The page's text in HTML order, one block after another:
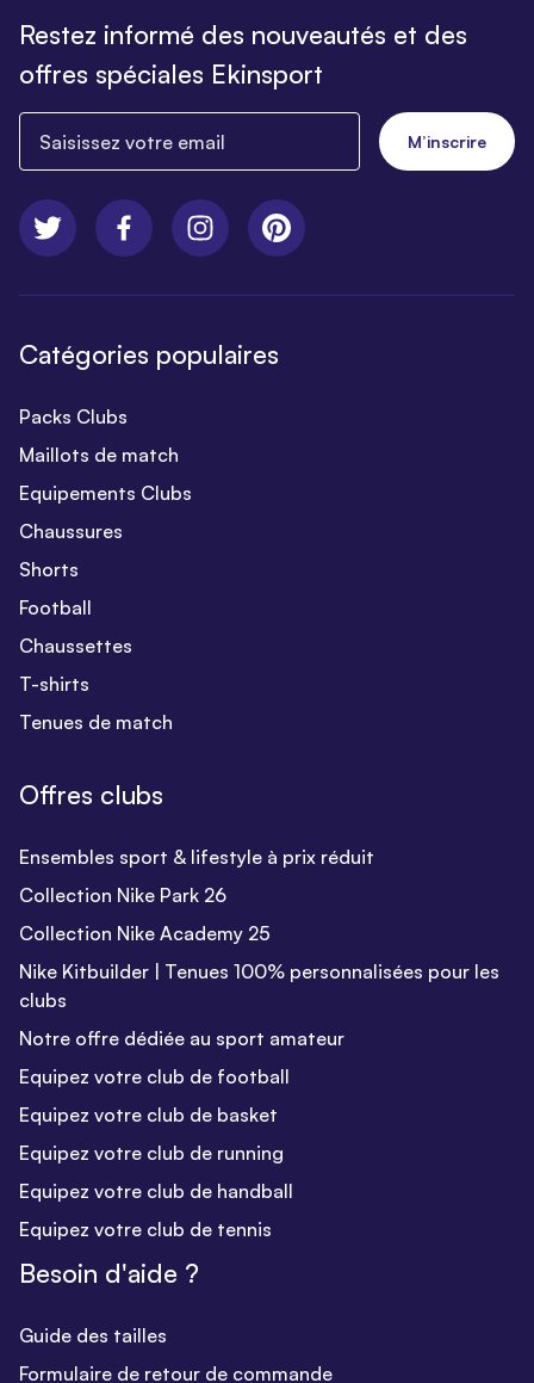
Restez informé des nouveautés et des
offres spéciales Ekinsport
M’inscrire
Catégories populaires
Packs Clubs
Maillots de match
Equipements Clubs
Chaussures
Shorts
Football
Chaussettes
T-shirts
Tenues de match
Offres clubs
Ensembles sport & lifestyle à prix réduit
Collection Nike Park 26
Collection Nike Academy 25
Nike Kitbuilder | Tenues 100% personnalisées pour les
clubs
Notre offre dédiée au sport amateur
Equipez votre club de football
Equipez votre club de basket
Equipez votre club de running
Equipez votre club de handball
Equipez votre club de tennis
Besoin d'aide ?
Guide des tailles
Formulaire de retour de commande